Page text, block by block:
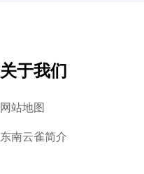
关于我们
网站地图
东南云雀简介